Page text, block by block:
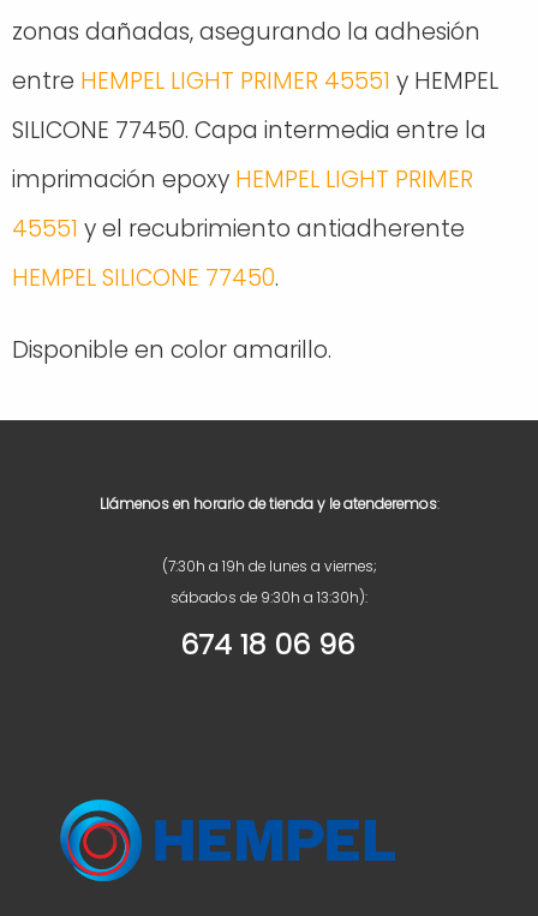
zonas dañadas, asegurando la adhesión
entre HEMPEL LIGHT PRIMER 45551 y HEMPEL
SILICONE 77450. Capa intermedia entre la
imprimación epoxy HEMPEL LIGHT PRIMER
45551 y el recubrimiento antiadherente
HEMPEL SILICONE 77450.
Disponible en color amarillo.
Llámenos en horario de tienda y le atenderemos:
(7:30h a 19h de lunes a viernes;
sábados de 9:30h a 13:30h):
674 18 06 96